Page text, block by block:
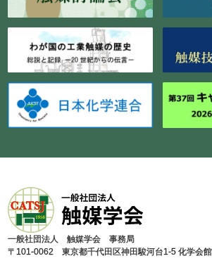
⼀般社団法⼈ 触媒学会 事務局
〒101-0062 東京都千代⽥区神⽥駿河台1-5 化学会